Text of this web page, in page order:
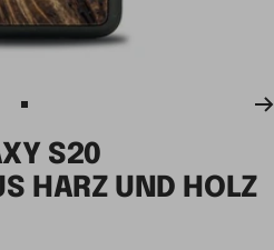
Zur
1
gehen
S20
HARZ UND HOLZ